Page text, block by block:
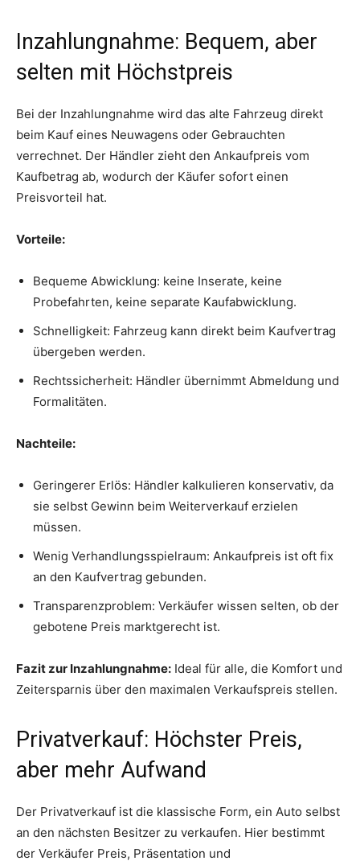
Inzahlungnahme: Bequem, aber
selten mit Höchstpreis
Bei der Inzahlungnahme wird das alte Fahrzeug direkt
beim Kauf eines Neuwagens oder Gebrauchten
verrechnet. Der Händler zieht den Ankaufpreis vom
Kaufbetrag ab, wodurch der Käufer sofort einen
Preisvorteil hat.
Vorteile:
Bequeme Abwicklung: keine Inserate, keine
Probefahrten, keine separate Kaufabwicklung.
Schnelligkeit: Fahrzeug kann direkt beim Kaufvertrag
übergeben werden.
Rechtssicherheit: Händler übernimmt Abmeldung und
Formalitäten.
Nachteile:
Geringerer Erlös: Händler kalkulieren konservativ, da
sie selbst Gewinn beim Weiterverkauf erzielen
müssen.
Wenig Verhandlungsspielraum: Ankaufpreis ist oft fix
an den Kaufvertrag gebunden.
Transparenzproblem: Verkäufer wissen selten, ob der
gebotene Preis marktgerecht ist.
Fazit zur Inzahlungnahme: Ideal für alle, die Komfort und
Zeitersparnis über den maximalen Verkaufspreis stellen.
Privatverkauf: Höchster Preis,
aber mehr Aufwand
Der Privatverkauf ist die klassische Form, ein Auto selbst
an den nächsten Besitzer zu verkaufen. Hier bestimmt
der Verkäufer Preis, Präsentation und